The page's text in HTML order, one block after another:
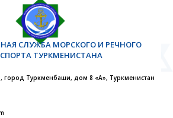
СЛУЖБА МОРСКОГО И РЕЧНОГО
ТУРКМЕНИСТАНА
город Туркменбаши, дом 8 «А», Туркменистан